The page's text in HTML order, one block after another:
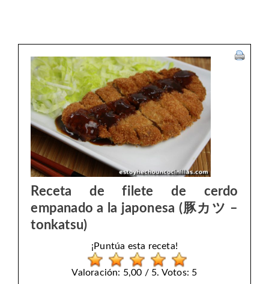
Receta de filete de cerdo
empanado a la japonesa (豚カツ –
tonkatsu)
¡Puntúa esta receta!
Valoración: 5,00 / 5. Votos: 5